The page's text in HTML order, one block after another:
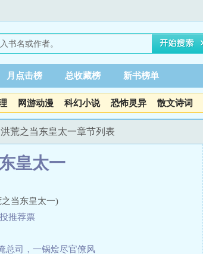
月点击榜 总收藏榜 新书榜单
网游动漫 科幻小说 恐怖灵异 散文诗词
荒之当东皇太一章节列表
皇太一
当东皇太一)
投推荐票
总司，一锅烩尽官僚风